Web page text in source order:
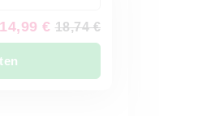
14,99 € 18,74 €